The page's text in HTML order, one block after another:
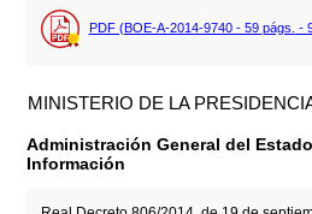
PDF (BOE-A-2014-9740 - 59 págs. -
MINISTERIO DE LA
Administración General del
Información